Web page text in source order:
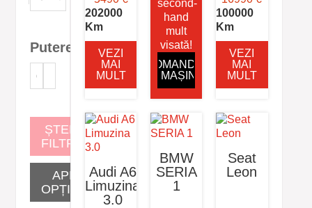
Putere
ȘTERGE
FILTRELE
APLICĂ
OPȚIUNILE
202000
Km
VEZI
MAI
MULT
second-
hand
mult
visată!
COMANDĂ-
ȚI MAȘINA
100000
Km
VEZI
MAI
MULT
Audi A6
Limuzina
3.0
BMW
SERIA
1
Seat
Leon